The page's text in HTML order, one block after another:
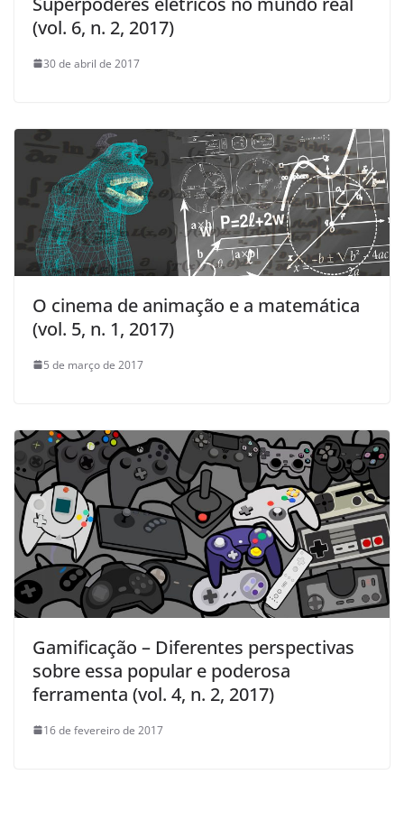
(vol. 6, n. 2, 2017)
30 de abril de 2017
O cinema de animação e a matemática
(vol. 5, n. 1, 2017)
5 de março de 2017
Gamificação – Diferentes perspectivas
sobre essa popular e poderosa
ferramenta (vol. 4, n. 2, 2017)
16 de fevereiro de 2017